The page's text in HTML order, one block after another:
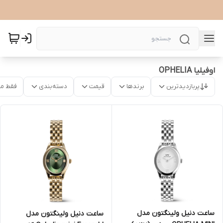
اوفیلیا OPHELIA
پربازدیدترین برندها قیمت دسته‌بندی فقط
ساعت دنیل ولینگتون مدل
ساعت دنیل ولینگتون مدل